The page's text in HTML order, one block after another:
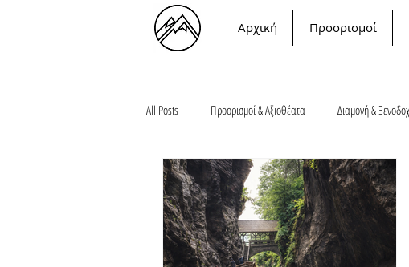
Αρχική Προορισμοί
All Posts Προορισμοί & Αξιοθέατα Διαμονή &
Αυστριακή Κουζίνα Χειμώνας Χιονοδρομικά